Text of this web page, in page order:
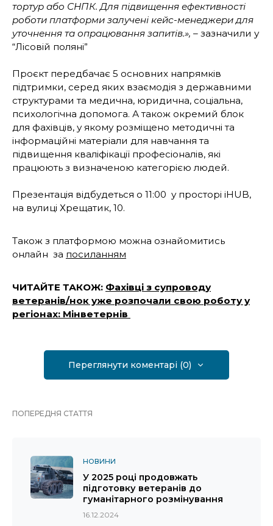
тортур або СНПК. Для підвищення ефективності
роботи платформи залучені кейс-менеджери для
уточнення та опрацювання запитів.», – зазначили у
“Лісовій поляні”
Проєкт передбачає 5 основних напрямків
підтримки, серед яких взаємодія з державними
структурами та медична, юридична, соціальна,
психологічна допомога. А також окремий блок
для фахівців, у якому розміщено методичні та
інформаційні матеріали для навчання та
підвищення кваліфікації професіоналів, які
працюють з визначеною категорією людей.
Презентація відбудеться о 11:00 у просторі iHUB,
на вулиці Хрещатик, 10.
Також з платформою можна ознайомитись
онлайн за посиланням
ЧИТАЙТЕ ТАКОЖ: Фахівці з супроводу
ветеранів/нок уже розпочали свою роботу у
регіонах: Мінветернів
Переглянути коментарі (0)
ПОПЕРЕДНЯ СТАТТЯ
НОВИНИ
У 2025 році продовжать
підготовку ветеранів до
гуманітарного розмінування
16.12.2024